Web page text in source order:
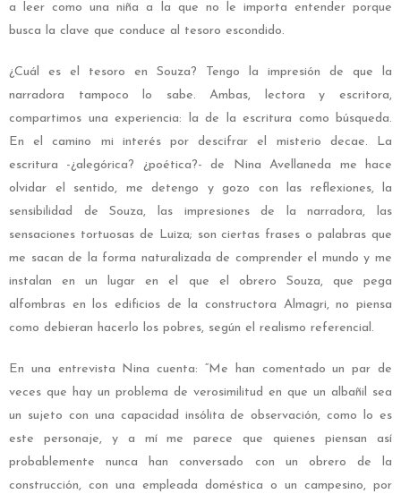
a leer como una niña a la que no le importa entender porque
busca la clave que conduce al tesoro escondido.
¿Cuál es el tesoro en Souza? Tengo la impresión de que la
narradora tampoco lo sabe. Ambas, lectora y escritora,
compartimos una experiencia: la de la escritura como búsqueda.
En el camino mi interés por descifrar el misterio decae. La
escritura -¿alegórica? ¿poética?- de Nina Avellaneda me hace
olvidar el sentido, me detengo y gozo con las reflexiones, la
sensibilidad de Souza, las impresiones de la narradora, las
sensaciones tortuosas de Luiza; son ciertas frases o palabras que
me sacan de la forma naturalizada de comprender el mundo y me
instalan en un lugar en el que el obrero Souza, que pega
alfombras en los edificios de la constructora Almagri, no piensa
como debieran hacerlo los pobres, según el realismo referencial.
En una entrevista Nina cuenta: “Me han comentado un par de
veces que hay un problema de verosimilitud en que un albañil sea
un sujeto con una capacidad insólita de observación, como lo es
este personaje, y a mí me parece que quienes piensan así
probablemente nunca han conversado con un obrero de la
construcción, con una empleada doméstica o un campesino, por